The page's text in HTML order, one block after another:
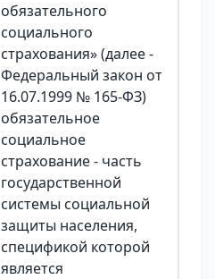
обязательного
социального
страхования» (далее -
Федеральный закон от
16.07.1999 № 165-ФЗ)
обязательное
социальное
страхование - часть
государственной
системы социальной
защиты населения,
спецификой которой
является